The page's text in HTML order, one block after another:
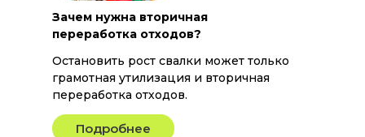
Зачем нужна вторичная
переработка отходов?
Остановить рост свалки может только
грамотная утилизация и вторичная
переработка отходов.
Подробнее